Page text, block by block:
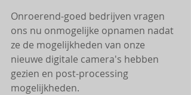
Onroerend-goed bedrijven vragen
ons nu onmogelijke opnamen nadat
ze de mogelijkheden van onze
nieuwe digitale camera's hebben
gezien en post-processing
mogelijkheden.